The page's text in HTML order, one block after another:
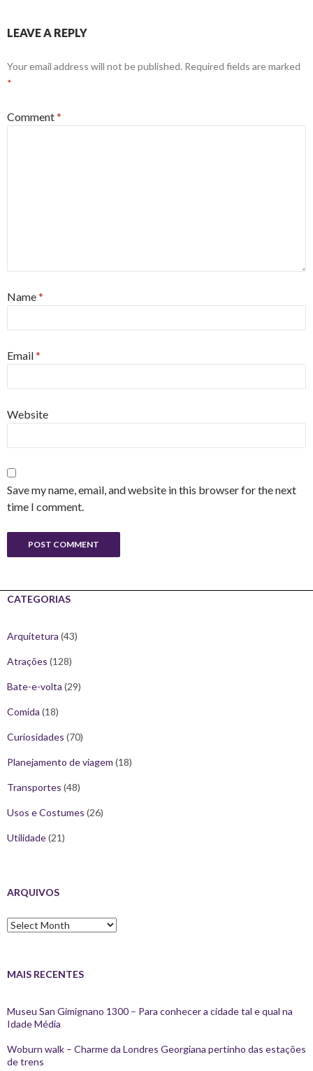
LEAVE A REPLY
Your email address will not be published. Required fields are marked
*
Comment*
Name*
Email*
Website
Save my name, email, and website in this browser for the next
time I comment.
CATEGORIAS
Arquitetura (43)
Atrações (128)
Bate-e-volta (29)
Comida (18)
Curiosidades (70)
Planejamento de viagem (18)
Transportes (48)
Usos e Costumes (26)
Utilidade(21)
ARQUIVOS
Arquivos
MAIS RECENTES
Museu San Gimignano 1300 – Para conhecer a cidade tal e qual na
Idade Média
Woburn walk – Charme da Londres Georgiana pertinho das estações
de trens